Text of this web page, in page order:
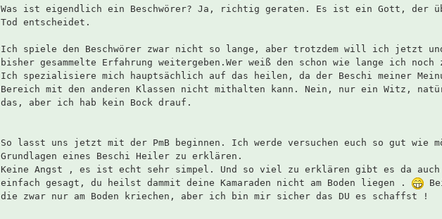
Was ist eigendlich ein Beschwörer? Ja, richtig geraten. Es ist ein Gott, der
Tod entscheidet.
Ich spiele den Beschwörer zwar nicht so lange, aber trotzdem will ich jetzt
bisher gesammelte Erfahrung weitergeben.Wer weiß den schon wie lange ich noch
Ich spezialisiere mich hauptsächlich auf das heilen, da der Beschi meiner
Bereich mit den anderen Klassen nicht mithalten kann. Nein, nur ein Witz,
das, aber ich hab kein Bock drauf.
So lasst uns jetzt mit der PmB beginnen. Ich werde versuchen euch so gut wie
Grundlagen eines Beschi Heiler zu erklären.
Keine Angst , es ist echt sehr simpel. Und so viel zu erklären gibt es da
einfach gesagt, du heilst dammit deine Kamaraden nicht am Boden liegen .
die zwar nur am Boden kriechen, aber ich bin mir sicher das DU es schaffst !